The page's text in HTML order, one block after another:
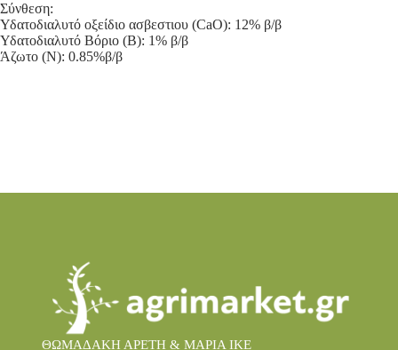
Σύνθεση:
Υδατοδιαλυτό οξείδιο ασβεστιου (CaO): 12% β/β
Υδατοδιαλυτό Βόριο (B): 1% β/β
Άζωτο (N): 0.85%β/β
ΘΩΜΑΔΑΚΗ ΑΡΕΤΗ & ΜΑΡΙΑ IKE